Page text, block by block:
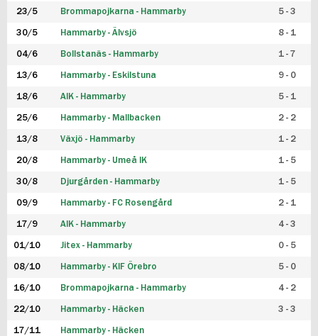
23/5 Brommapojkarna - Hammarby 5 - 3
30/5 Hammarby - Älvsjö 8 - 1
04/6 Bollstanäs - Hammarby 1 - 7
13/6 Hammarby - Eskilstuna 9 - 0
18/6 AIK - Hammarby 5 - 1
25/6 Hammarby - Mallbacken 2 - 2
13/8 Växjö - Hammarby 1 - 2
20/8 Hammarby - Umeå IK 1 - 5
30/8 Djurgården - Hammarby 1 - 5
09/9 Hammarby - FC Rosengård 2 - 1
17/9 AIK - Hammarby 4 - 3
01/10 Jitex - Hammarby 0 - 5
08/10 Hammarby - KIF Örebro 5 - 0
16/10 Brommapojkarna - Hammarby 4 - 2
22/10 Hammarby - Häcken 3 - 3
17/11 Hammarby - Häcken